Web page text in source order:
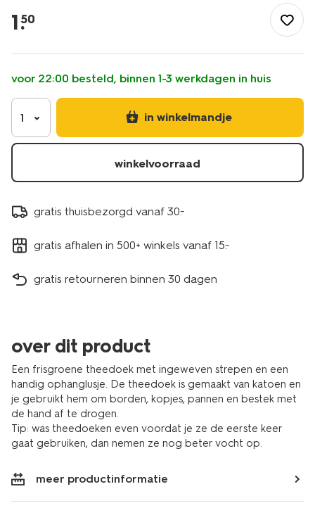
tafelen/keukentextiel-
tafeltextiel/theedoeken-
65x65-
katoen-
groen-
5450037.html
1.
50
voor 22:00 besteld, binnen 1-3 werkdagen in huis
1 in winkelmandje
winkelvoorraad
gratis thuisbezorgd vanaf 30.-
gratis afhalen in 500+ winkels vanaf 15.-
gratis retourneren binnen 30 dagen
over dit product
Een frisgroene theedoek met ingeweven strepen en een
handig ophanglusje. De theedoek is gemaakt van katoen en
je gebruikt hem om borden, kopjes, pannen en bestek met
de hand af te drogen.
Tip: was theedoeken even voordat je ze de eerste keer
gaat gebruiken, dan nemen ze nog beter vocht op.
meer productinformatie